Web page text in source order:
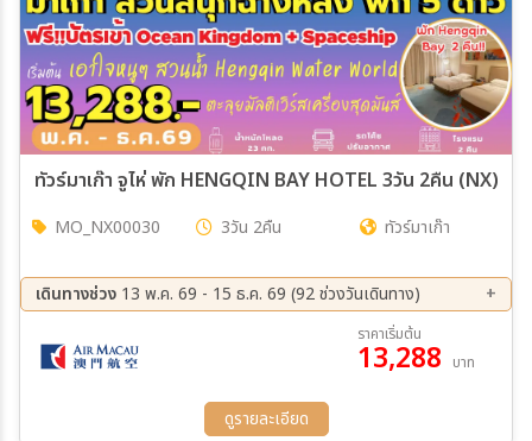
ทัวร์มาเก๊า จูไห่ พัก HENGQIN BAY HOTEL 3วัน 2คืน (NX)
MO_NX00030 3วัน 2คืน ทัวร์มาเก๊า
เดินทางช่วง 13 พ.ค. 69 - 15 ธ.ค. 69 (92 ช่วงวันเดินทาง)
08 ส.ค. 69 - 10 ส.ค. 69
09 ส.ค. 69 - 11 ส.ค. 69
12 ส.ค. 69 - 14 ส.ค. 69
13 ส.ค. 69 - 15 ส.ค. 69
14 ส.ค. 69 - 16 ส.ค. 69
16 ส.ค. 69 - 18 ส.ค. 69
20 ส.ค. 69 - 22 ส.ค. 69
ราคาเริ่มต้น
13,288 บาท
ดูรายละเอียด